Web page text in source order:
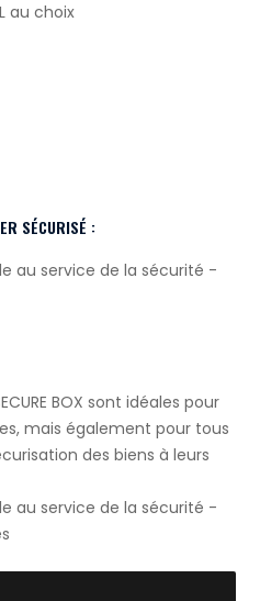
au choix
SÉCURISÉ :
BOX sont idéales pour
mais également pour tous
des biens à leurs